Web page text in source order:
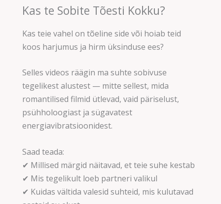
Kas te Sobite Tõesti Kokku?
Kas teie vahel on tõeline side või hoiab teid
koos harjumus ja hirm üksinduse ees?
Selles videos räägin ma suhte sobivuse
tegelikest alustest — mitte sellest, mida
romantilised filmid ütlevad, vaid päriselust,
psühholoogiast ja sügavatest
energiavibratsioonidest.
Saad teada:
✔ Millised märgid näitavad, et teie suhe kestab
✔ Mis tegelikult loeb partneri valikul
✔ Kuidas vältida valesid suhteid, mis kulutavad